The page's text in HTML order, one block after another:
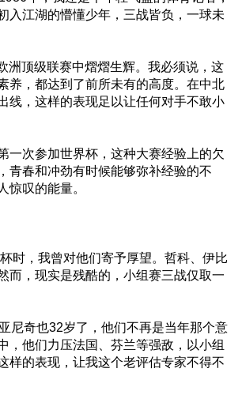
入江湖的懵懂少年，三战皆负，一球未
洲顶级联赛中熠熠生辉。我必须说，这
养，都达到了前所未有的高度。在中北
线，这样的表现足以让任何对手不敢小
一次参加世界杯，这种大赛经验上的欠
青春和冲劲有时候能够弥补经验的不
惊叹的能量。
时，我曾对他们寄予厚望。哲科、伊比
，现实是残酷的，小组赛三战仅取一
尼奇也32岁了，他们不再是当年那个意
，他们力压法国、芬兰等强敌，以小组
样的表现，让我这个老评估专家不得不